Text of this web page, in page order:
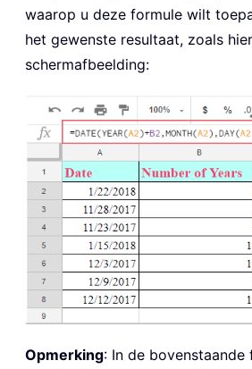
waarop u deze formule wilt
het gewenste resultaat, zoals
schermafbeelding:
Opmerking: In de bovenstaande